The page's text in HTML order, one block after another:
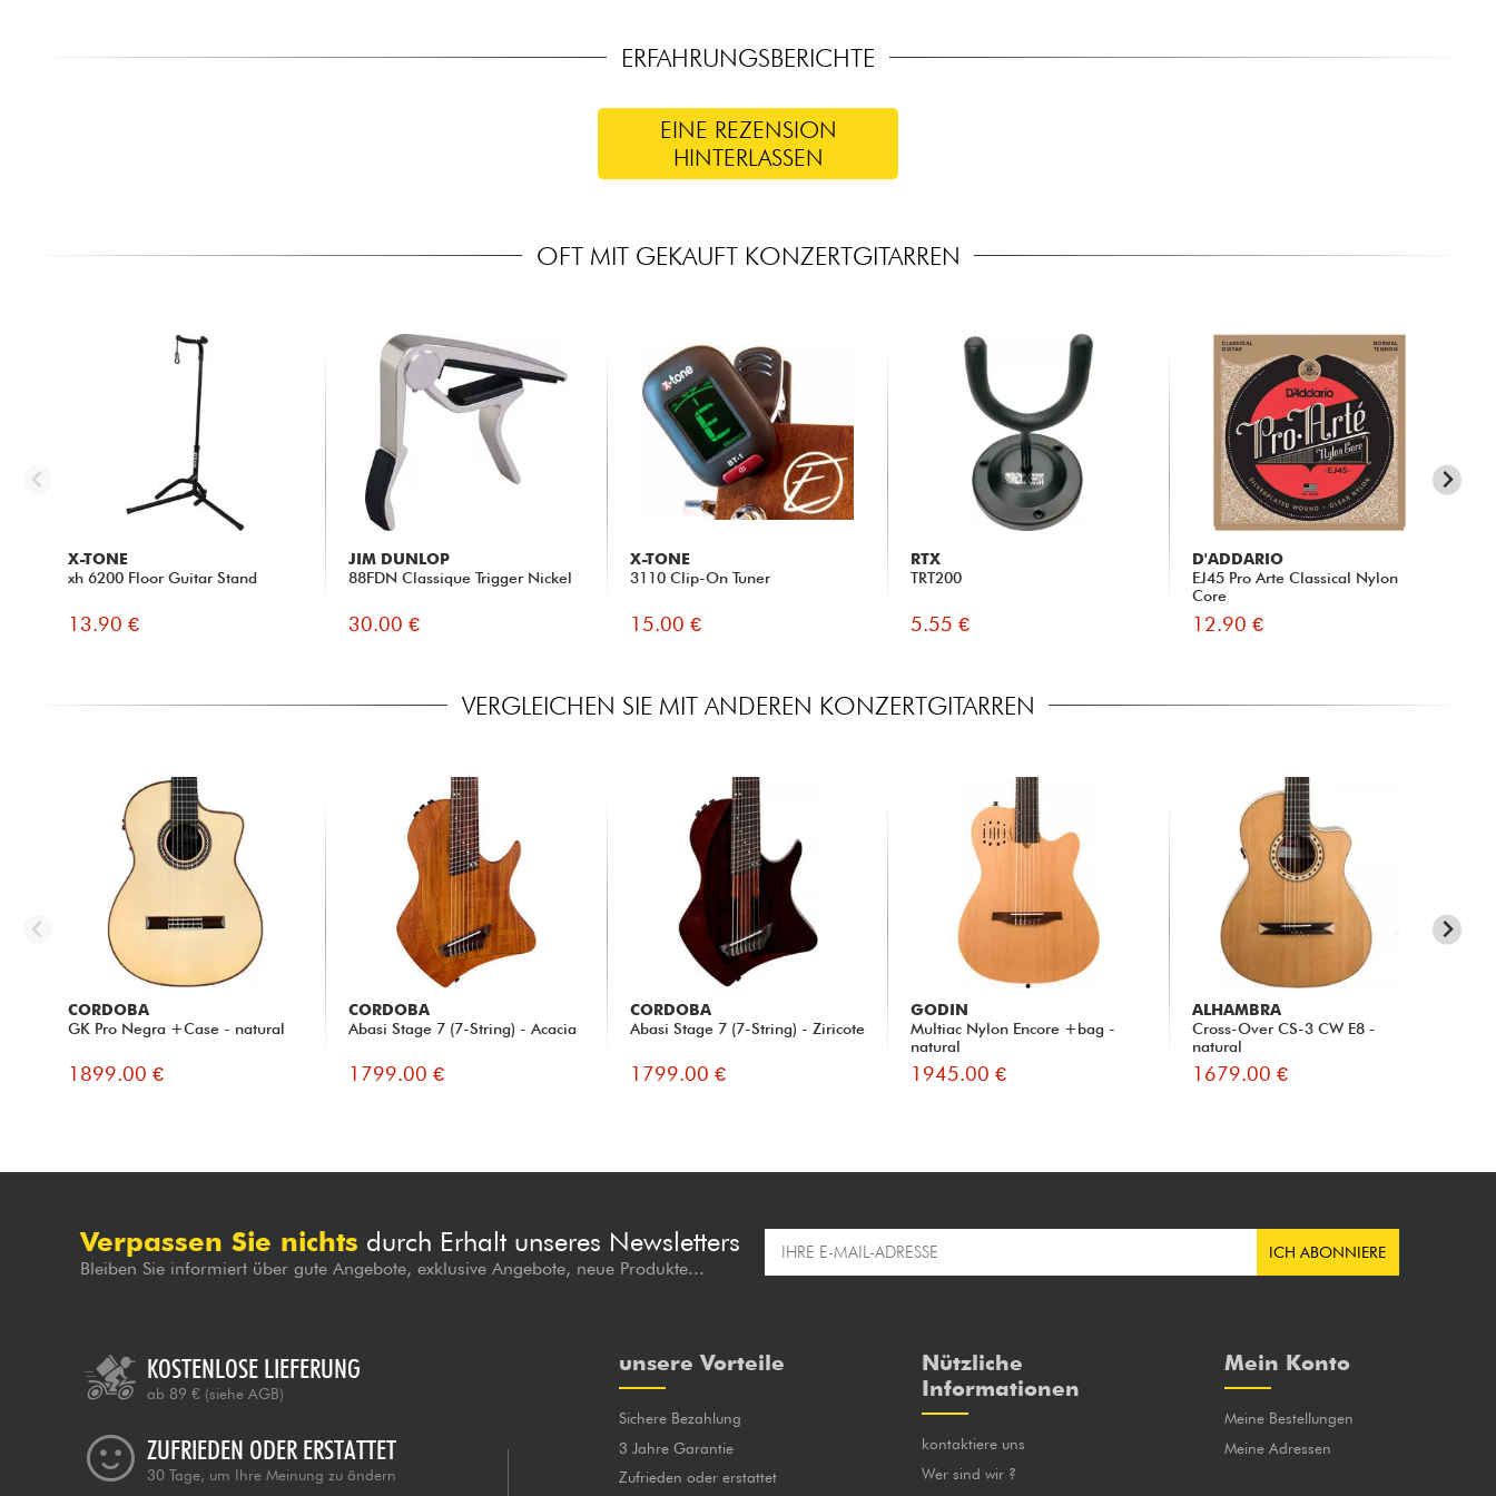
ERFAHRUNGSBERICHTE
EINE REZENSION
HINTERLASSEN
OFT MIT GEKAUFT KONZERTGITARREN
X-TONE
xh 6200 Floor Guitar Stand
13.90 €
JIM DUNLOP
88FDN Classique Trigger Nickel
30.00 €
X-TONE
3110 Clip-On Tuner
15.00 €
RTX
TRT200
5.55 €
D'ADDARIO
EJ45 Pro Arte Classical Nylon
Core
12.90 €
VERGLEICHEN SIE MIT ANDEREN KONZERTGITARREN
CORDOBA
GK Pro Negra +Case - natural
1899.00 €
CORDOBA
Abasi Stage 7 (7-String) - Acacia
1799.00 €
CORDOBA
Abasi Stage 7 (7-String) - Ziricote
1799.00 €
GODIN
Multiac Nylon Encore +bag -
natural
1945.00 €
ALHAMBRA
Cross-Over CS-3 CW E8 -
natural
1679.00 €
Verpassen Sie nichts durch Erhalt unseres Newsletters
Bleiben Sie informiert über gute Angebote, exklusive Angebote, neue Produkte...
ICH ABONNIERE
KOSTENLOSE LIEFERUNG
ab 89 € (siehe AGB)
ZUFRIEDEN ODER ERSTATTET
30 Tage, um Ihre Meinung zu ändern
unsere Vorteile
Sichere Bezahlung
3 Jahre Garantie
Zufrieden oder erstattet
Nützliche
Informationen
kontaktiere uns
Wer sind wir ?
Mein Konto
Meine Bestellungen
Meine Adressen